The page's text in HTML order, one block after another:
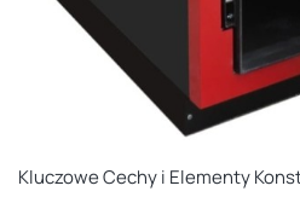
Kluczowe Cechy i Elementy